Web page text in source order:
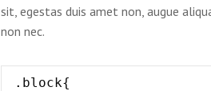
sit, egestas duis amet non, augue
non nec.
.block{